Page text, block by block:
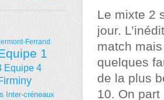
Le mixte 2
jour.
match
quelques
de la plus
10. On
Ferrand
1
Equipe 4
Inter-créneaux